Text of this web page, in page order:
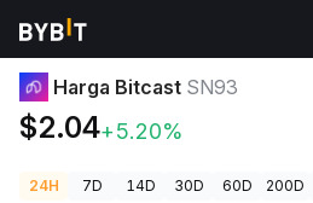
Harga Kripto
Harga Bitcast SN93
$2.04+5.20%
24H 7D 14D 30D 60D 200D